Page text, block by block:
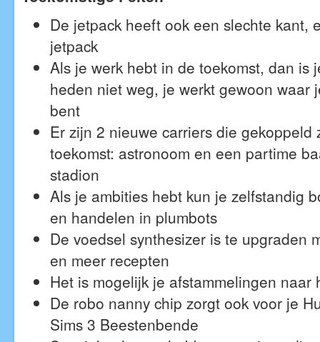
De jetpack heeft ook een slechte kant,
jetpack
Als je werk hebt in de toekomst, dan is
heden niet weg, je werkt gewoon waar
bent
Er zijn 2 nieuwe carriers die gekoppeld
toekomst: astronoom en een partime
stadion
Als je ambities hebt kun je zelfstandig
en handelen in plumbots
De voedsel synthesizer is te upgraden
en meer recepten
Het is mogelijk je afstammelingen naar
De robo nanny chip zorgt ook voor je
Sims 3 Beestenbende